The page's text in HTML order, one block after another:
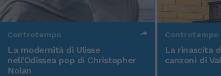
Controtempo
La modernità di Ulisse
nell'Odissea pop di Christopher
Nolan
Controtempo
La rinascita
canzoni di